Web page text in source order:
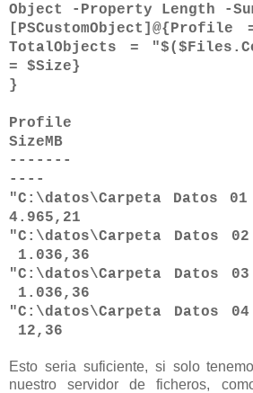
Object -Property Length -
TotalObjects =
= $Size}
}
Profile
SizeMB
-------
----
"C:\datos\Carpeta
4.965,21
"C:\datos\Carpeta
1.036,36
"C:\datos\Carpeta
1.036,36
"C:\datos\Carpeta
12,36
Esto seria suficiente, si solo
nuestro servidor de ficheros,